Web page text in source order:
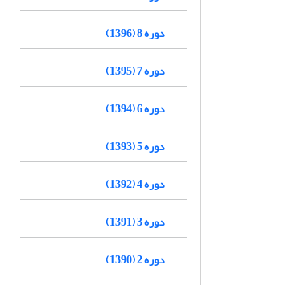
دوره 8 (1396)
دوره 7 (1395)
دوره 6 (1394)
دوره 5 (1393)
دوره 4 (1392)
دوره 3 (1391)
دوره 2 (1390)